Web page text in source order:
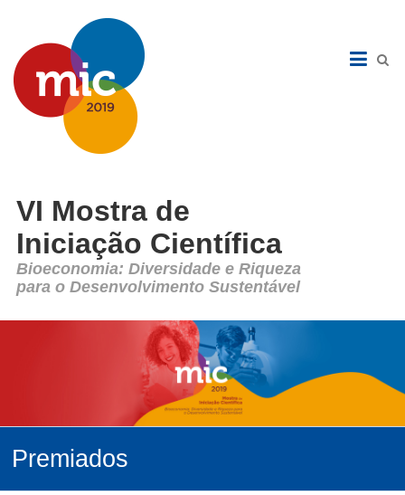
VI Mostra de
Iniciação Científica
Bioeconomia: Diversidade e Riqueza
para o Desenvolvimento Sustentável
Premiados